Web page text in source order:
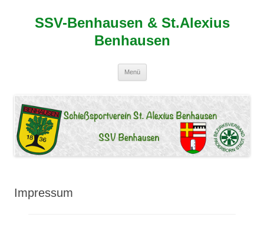
SSV-Benhausen & St.Alexius
Benhausen
Menü
Impressum